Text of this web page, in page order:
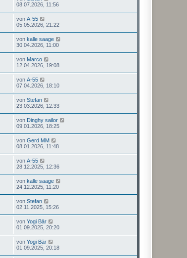
08.07.2026, 11:56
von A-55
05.05.2026, 21:22
von kalle saage
30.04.2026, 11:00
von Marco
12.04.2026, 19:08
von A-55
07.04.2026, 18:10
von Stefan
23.03.2026, 12:33
von Dinghy sailor
09.01.2026, 18:25
von Gerd MM
08.01.2026, 11:48
von A-55
28.12.2025, 12:36
von kalle saage
24.12.2025, 11:20
von Stefan
02.11.2025, 15:26
von Yogi Bär
01.09.2025, 20:20
von Yogi Bär
01.09.2025, 20:18